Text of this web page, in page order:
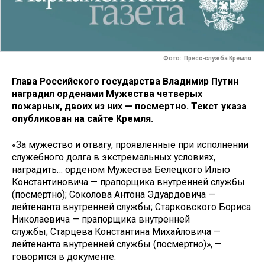
Фото: Пресс-служба Кремля
Глава Российского государства Владимир Путин
наградил орденами Мужества четверых
пожарных, двоих из них — посмертно. Текст указа
опубликован на сайте Кремля.
«За мужество и отвагу, проявленные при исполнении
служебного долга в экстремальных условиях,
наградить… орденом Мужества Белецкого Илью
Константиновича — прапорщика внутренней службы
(посмертно); Соколова Антона Эдуардовича —
лейтенанта внутренней службы; Старковского Бориса
Николаевича — прапорщика внутренней
службы; Старцева Константина Михайловича —
лейтенанта внутренней службы (посмертно)», —
говорится в документе.